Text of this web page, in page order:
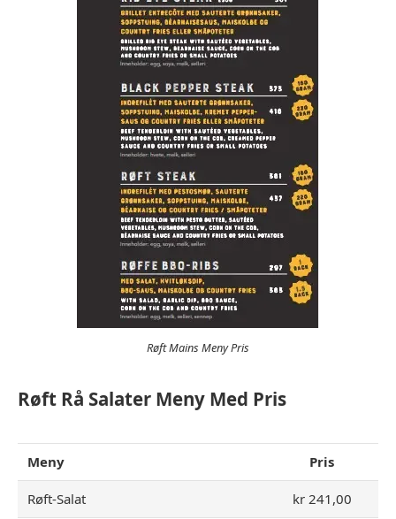
Røft Mains Meny Pris
Røft Rå Salater Meny Med Pris
Meny Pris
Røft-Salat kr 241,00